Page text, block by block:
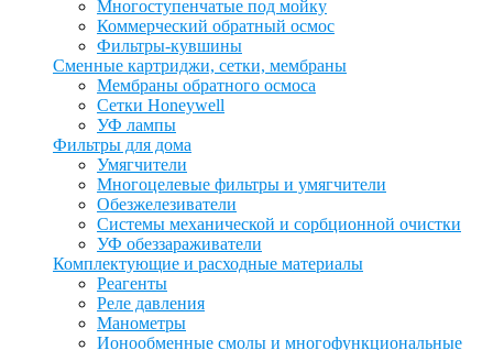
Многоступенчатые под мойку
Коммерческий обратный осмос
Фильтры-кувшины
Сменные картриджи, сетки, мембраны
Мембраны обратного осмоса
Сетки Honeywell
УФ лампы
Фильтры для дома
Умягчители
Многоцелевые фильтры и умягчители
Обезжелезиватели
Системы механической и сорбционной очистки
УФ обеззараживатели
Комплектующие и расходные материалы
Реагенты
Реле давления
Манометры
Ионообменные смолы и многофункциональные